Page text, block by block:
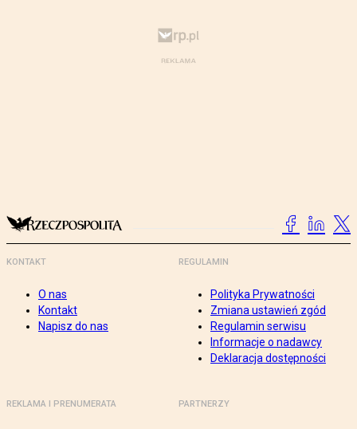
KONTAKT
O nas
Kontakt
Napisz do nas
REGULAMIN
Polityka Prywatności
Zmiana ustawień zgód
Regulamin serwisu
Informacje o nadawcy
Deklaracja dostępności
REKLAMA I PRENUMERATA PARTNERZY